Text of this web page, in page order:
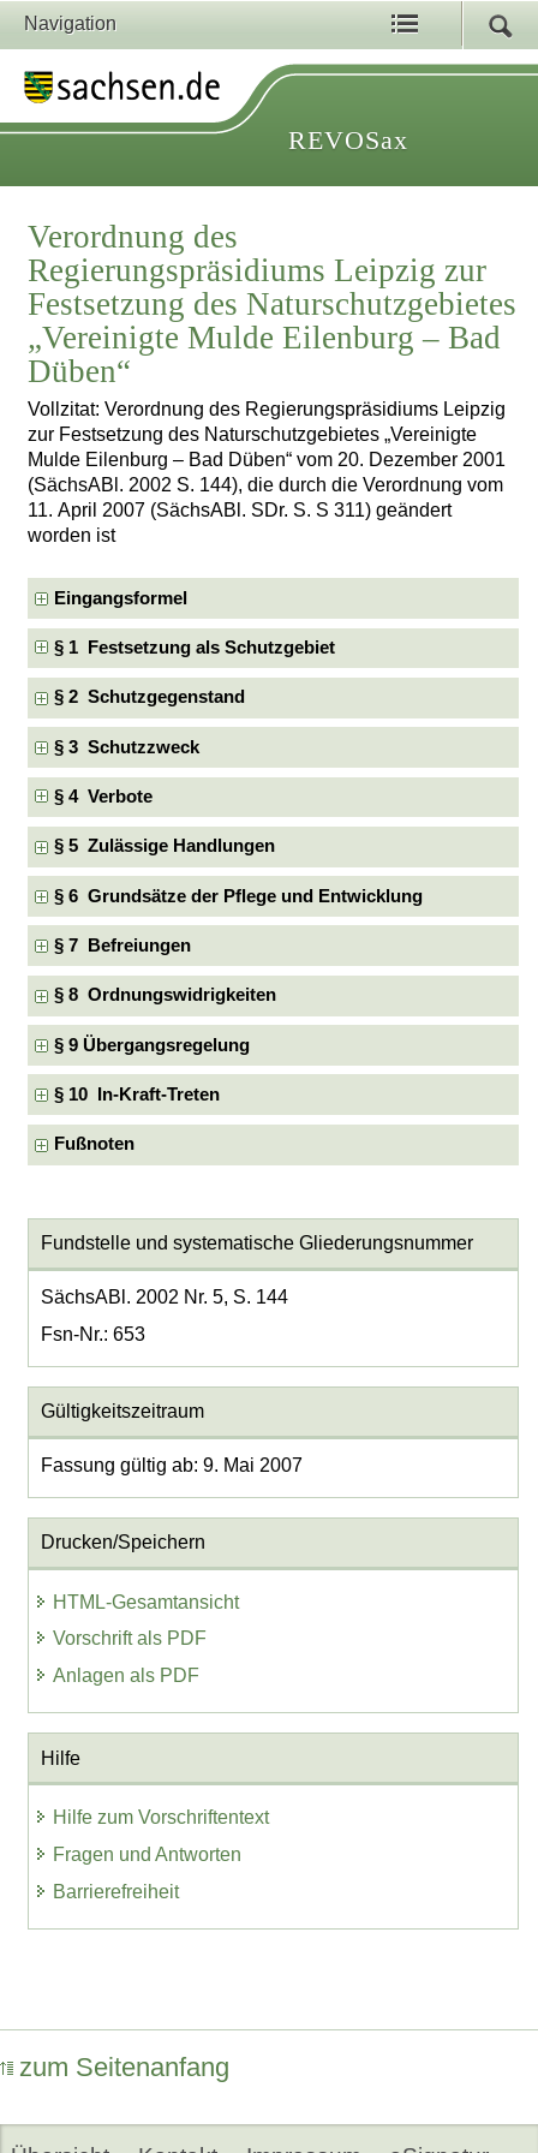
Navigation
REVOSax
Verordnung des
Regierungspräsidiums Leipzig zur
Festsetzung des Naturschutzgebietes
„Vereinigte Mulde Eilenburg – Bad
Düben“
Vollzitat: Verordnung des Regierungspräsidiums Leipzig
zur Festsetzung des Naturschutzgebietes „Vereinigte
Mulde Eilenburg – Bad Düben“ vom 20. Dezember 2001
(SächsABl. 2002 S. 144), die durch die Verordnung vom
11. April 2007 (SächsABl. SDr. S. S 311) geändert
worden ist
Eingangsformel
§ 1 Festsetzung als Schutzgebiet
§ 2 Schutzgegenstand
§ 3 Schutzzweck
§ 4 Verbote
§ 5 Zulässige Handlungen
§ 6 Grundsätze der Pflege und Entwicklung
§ 7 Befreiungen
§ 8 Ordnungswidrigkeiten
§ 9 Übergangsregelung
§ 10 In-Kraft-Treten
Fußnoten
Fundstelle und systematische Gliederungsnummer
SächsABl. 2002 Nr. 5, S. 144
Fsn-Nr.: 653
Gültigkeitszeitraum
Fassung gültig ab: 9. Mai 2007
Drucken/Speichern
HTML-Gesamtansicht
Vorschrift als PDF
Anlagen als PDF
Hilfe
Hilfe zum Vorschriftentext
Fragen und Antworten
Barrierefreiheit
zum Seitenanfang